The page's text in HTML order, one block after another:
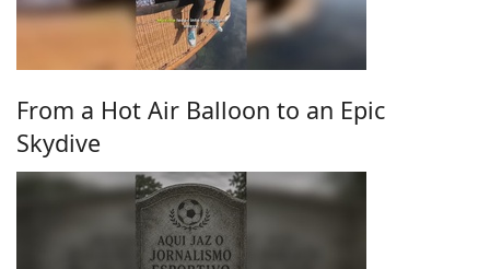
From a Hot Air Balloon to an Epic
Skydive